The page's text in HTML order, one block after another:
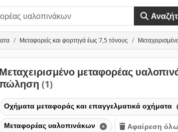
Μεταφορείς και φορτηγά έως 7,5 τόνους
μεταφορέας
(1)
Οχήματα μεταφοράς και επαγγελματικά οχήματα
Μεταφορέας υαλοπινάκων Αφαίρεση